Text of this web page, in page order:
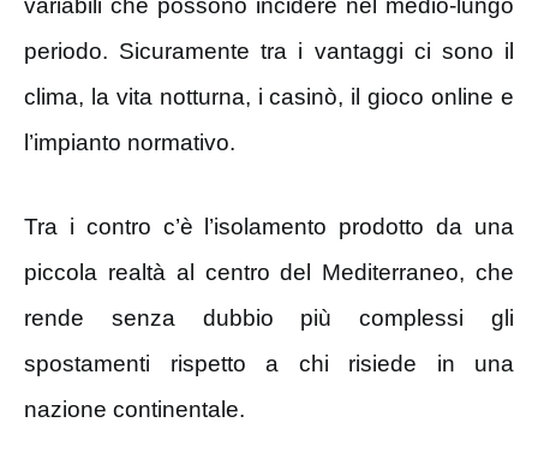
variabili che possono incidere nel medio-lungo
periodo. Sicuramente tra i vantaggi ci sono il
clima, la vita notturna, i casinò, il gioco online e
l’impianto normativo.
Tra i contro c’è l’isolamento prodotto da una
piccola realtà al centro del Mediterraneo, che
rende senza dubbio più complessi gli
spostamenti rispetto a chi risiede in una
nazione continentale.